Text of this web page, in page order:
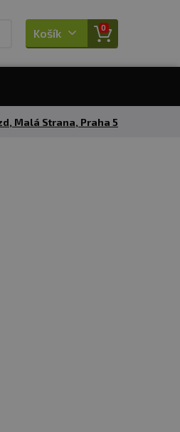
Košík 0
Malá Strana, Praha 5